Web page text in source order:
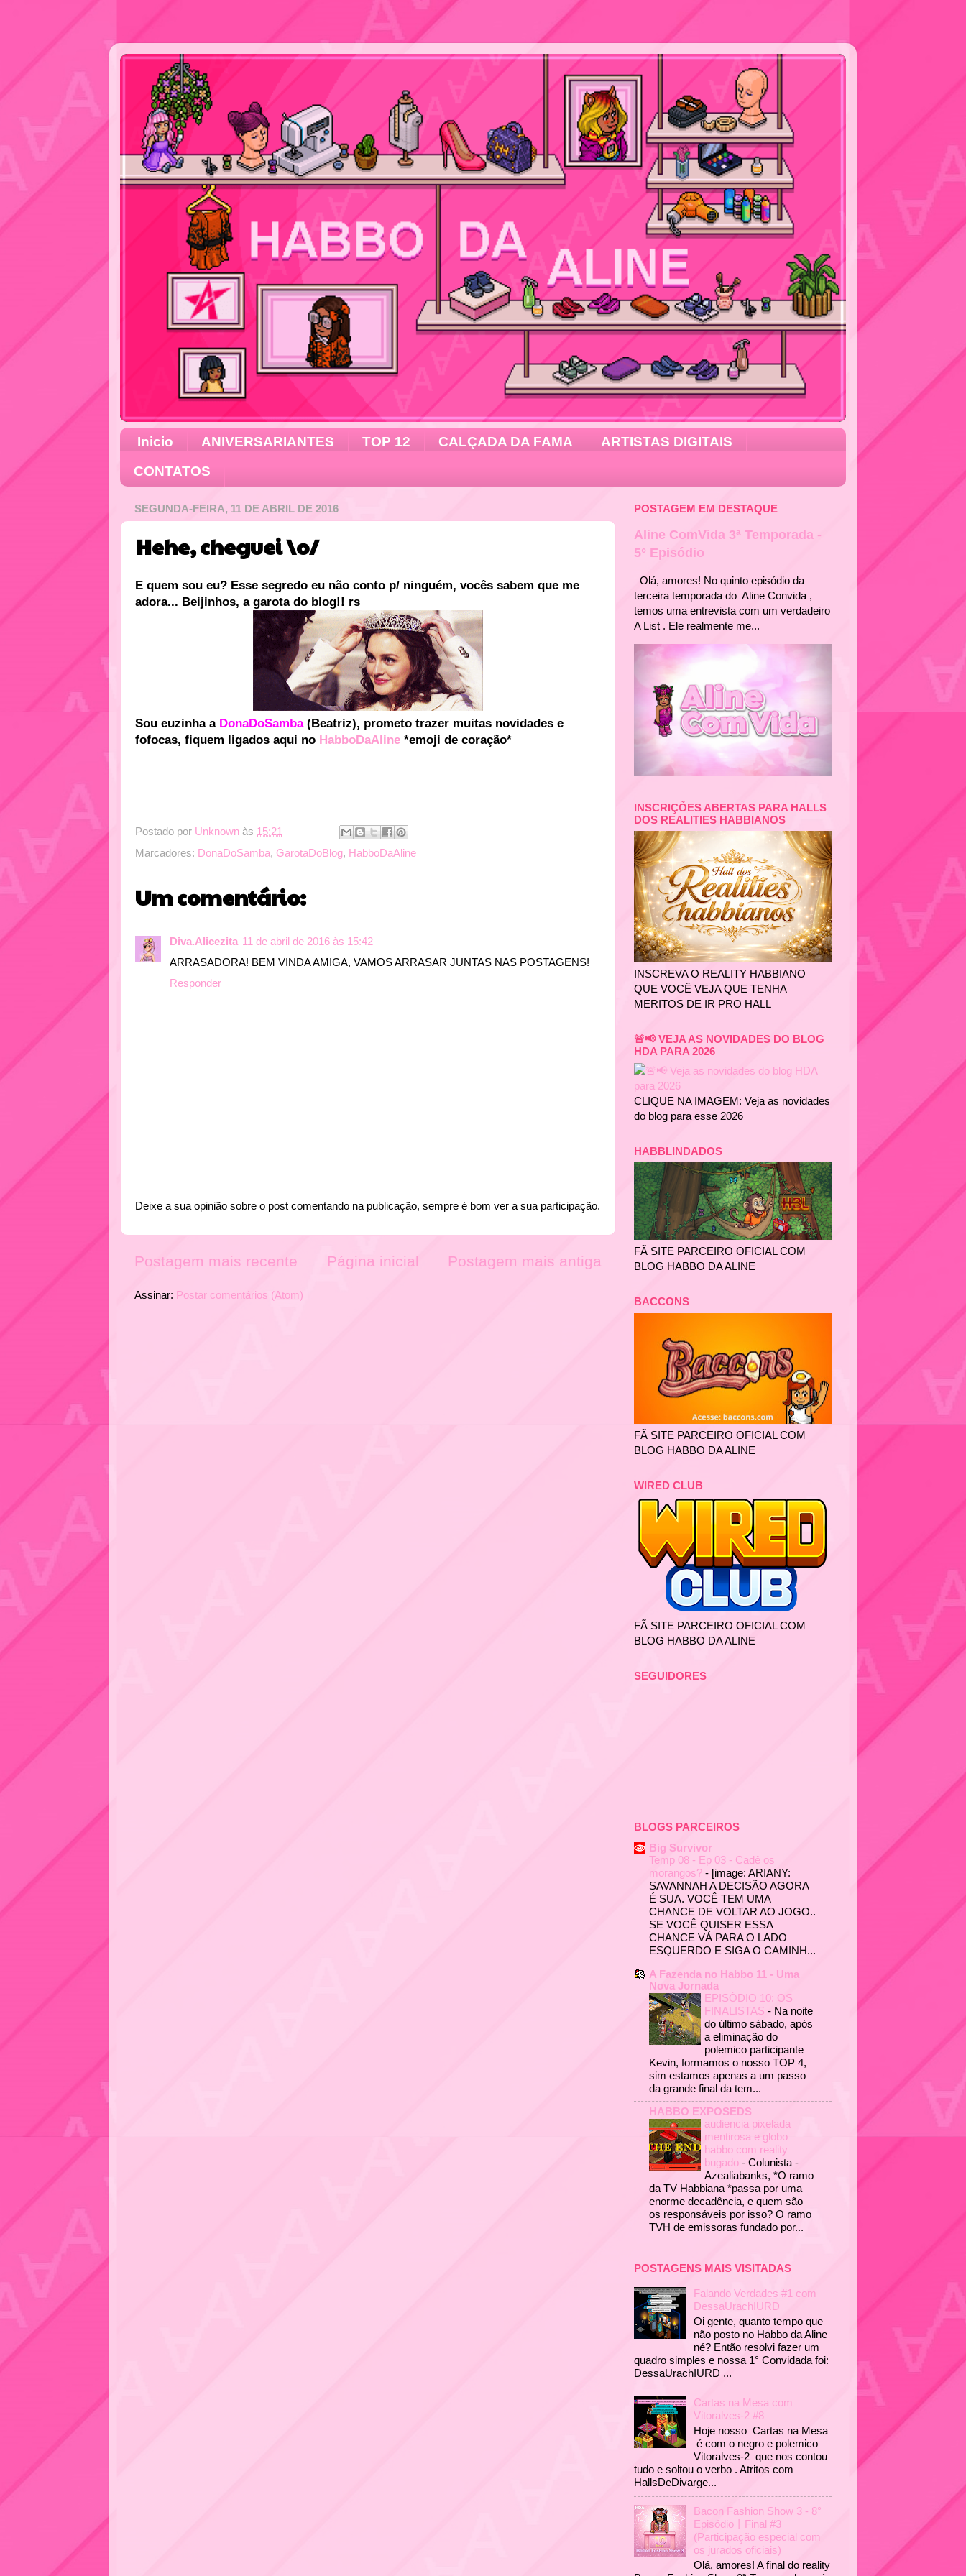
Inicio ANIVERSARIANTES TOP 12 CALÇADA DA FAMA
ARTISTAS DIGITAIS
CONTATOS
SEGUNDA-FEIRA, 11 DE ABRIL DE 2016
Hehe, cheguei \o/
E quem sou eu? Esse segredo eu não conto p/ ninguém, vocês sabem que me
adora... Beijinhos, a garota do blog!! rs
Sou euzinha a DonaDoSamba(Beatriz), prometo trazer muitas novidades e
fofocas, fiquem ligados aqui no HabboDaAline *emoji de coração*
Postado por Unknown às 15:21
Marcadores: DonaDoSamba, GarotaDoBlog, HabboDaAline
Um comentário:
Diva.Alicezita 11 de abril de 2016 às 15:42
ARRASADORA! BEM VINDA AMIGA, VAMOS ARRASAR JUNTAS NAS POSTAGENS!
Responder
Deixe a sua opinião sobre o post comentando na publicação, sempre é bom ver a sua participação.
Postagem mais recente Postagem mais antiga
Página inicial
Assinar: Postar comentários (Atom)
POSTAGEM EM DESTAQUE
Aline ComVida 3ª Temporada -
5° Episódio
Olá, amores! No quinto episódio da
terceira temporada do Aline Convida ,
temos uma entrevista com um verdadeiro
A List . Ele realmente me...
INSCRIÇÕES ABERTAS PARA HALLS
DOS REALITIES HABBIANOS
INSCREVA O REALITY HABBIANO
QUE VOCÊ VEJA QUE TENHA
MERITOS DE IR PRO HALL
🚨📢 VEJA AS NOVIDADES DO BLOG
HDA PARA 2026
CLIQUE NA IMAGEM: Veja as novidades
do blog para esse 2026
HABBLINDADOS
FÃ SITE PARCEIRO OFICIAL COM
BLOG HABBO DA ALINE
BACCONS
FÃ SITE PARCEIRO OFICIAL COM
BLOG HABBO DA ALINE
WIRED CLUB
FÃ SITE PARCEIRO OFICIAL COM
BLOG HABBO DA ALINE
SEGUIDORES
BLOGS PARCEIROS
Big Survivor
Temp 08 - Ep 03 - Cadê os
morangos? - [image: ARIANY:
SAVANNAH A DECISÃO AGORA
É SUA. VOCÊ TEM UMA
CHANCE DE VOLTAR AO JOGO..
SE VOCÊ QUISER ESSA
CHANCE VÁ PARA O LADO
ESQUERDO E SIGA O CAMINH...
A Fazenda no Habbo 11 - Uma
Nova Jornada
EPISÓDIO 10: OS
FINALISTAS - Na noite
do último sábado, após
a eliminação do
polemico participante
Kevin, formamos o nosso TOP 4,
sim estamos apenas a um passo
da grande final da tem...
HABBO EXPOSEDS
audiencia pixelada
mentirosa e globo
habbo com reality
bugado - Colunista -
Azealiabanks, *O ramo
da TV Habbiana *passa por uma
enorme decadência, e quem são
os responsáveis por isso? O ramo
TVH de emissoras fundado por...
POSTAGENS MAIS VISITADAS
Falando Verdades #1 com
DessaUrachIURD
Oi gente, quanto tempo que
não posto no Habbo da Aline
né? Então resolvi fazer um
quadro simples e nossa 1° Convidada foi:
DessaUrachIURD ...
Cartas na Mesa com
Vitoralves-2 #8
Hoje nosso Cartas na Mesa
é com o negro e polemico
Vitoralves-2 que nos contou
tudo e soltou o verbo . Atritos com
HallsDeDivarge...
Bacon Fashion Show 3 - 8°
Episódio丨Final #3
(Participação especial com
os jurados oficiais)
Olá, amores! A final do reality